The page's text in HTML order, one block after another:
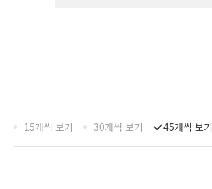
15개씩 보기 30개씩 보기 45개씩 보기